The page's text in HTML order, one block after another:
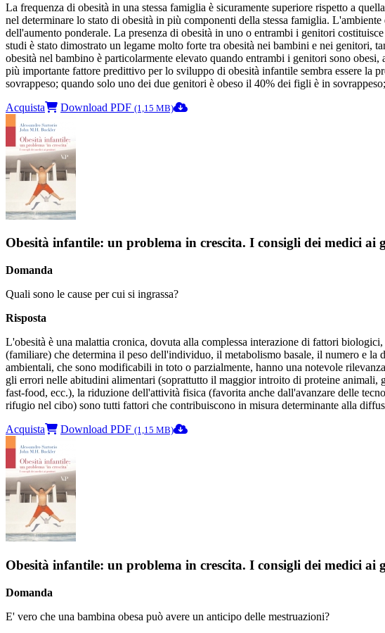
La frequenza di obesità in una stessa famiglia è sicuramente superiore rispetto a
nel determinare lo stato di obesità in più componenti della stessa famiglia.
dell'aumento ponderale. La presenza di obesità in uno o entrambi i genitori
studi è stato dimostrato un legame molto forte tra obesità nei bambini e nei genitori,
obesità nel bambino è particolarmente elevato quando entrambi i genitori sono
più importante fattore predittivo per lo sviluppo di obesità infantile sembra essere la
sovrappeso; quando solo uno dei due genitori è obeso il 40% dei figli è in
Acquista
Download PDF (1,15 MB)
Obesità infantile: un problema in crescita. I consigli dei medici ai
Domanda
Quali sono le cause per cui si ingrassa?
Risposta
L'obesità è una malattia cronica, dovuta alla complessa interazione di fattori
(familiare) che determina il peso dell'individuo, il metabolismo basale, il numero e
ambientali, che sono modificabili in toto o parzialmente, hanno una notevole
gli errori nelle abitudini alimentari (soprattutto il maggior introito di proteine animali,
fast-food, ecc.), la riduzione dell'attività fisica (favorita anche dall'avanzare delle
rifugio nel cibo) sono tutti fattori che contribuiscono in misura determinante alla
Acquista
Download PDF (1,15 MB)
Obesità infantile: un problema in crescita. I consigli dei medici ai
Domanda
E' vero che una bambina obesa può avere un anticipo delle mestruazioni?